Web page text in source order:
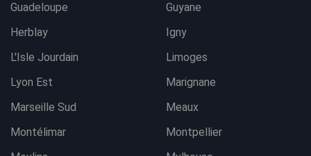
Guadeloupe
Guyane
Herblay
Igny
L'Isle Jourdain
Limoges
Lyon Est
Marignane
Marseille Sud
Meaux
Montélimar
Montpellier